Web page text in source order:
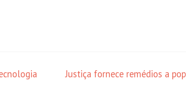
Justiça fornece remédios a